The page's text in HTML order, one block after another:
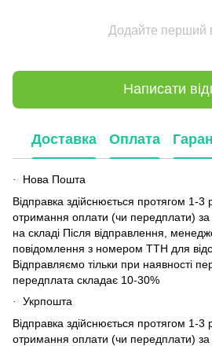
Додайте перший
Написати
Доставка Оплата
·
Нова Пошта
Відправка здійснюється протягом 1-3
отримання оплати (чи передплати) за
на складі Після відправлення,
повідомлення з номером ТТН для
Відправляємо тільки при наявності
передплата складає 10-30%
·
Укрпошта
Відправка здійснюється протягом 1-3
отримання оплати (чи передплати) за